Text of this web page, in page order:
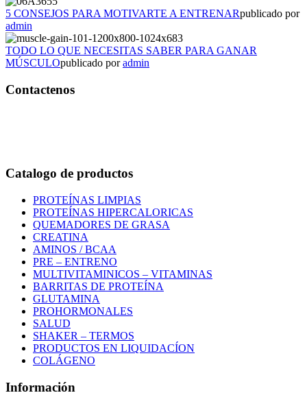
5 CONSEJOS PARA MOTIVARTE A ENTRENARpublicado por
admin
TODO LO QUE NECESITAS SABER PARA GANAR
MÚSCULOpublicado poradmin
Contactenos
Catalogo de productos
PROTEÍNAS LIMPIAS
PROTEÍNAS HIPERCALORICAS
QUEMADORES DE GRASA
CREATINA
AMINOS / BCAA
PRE – ENTRENO
MULTIVITAMINICOS – VITAMINAS
BARRITAS DE PROTEÍNA
GLUTAMINA
PROHORMONALES
SALUD
SHAKER – TERMOS
PRODUCTOS EN LIQUIDACÍON
COLÁGENO
Información